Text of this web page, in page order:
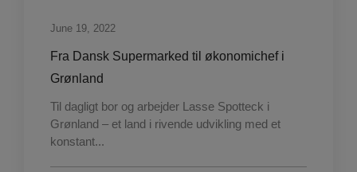
June 19, 2022
Fra Dansk Supermarked til økonomichef i
Grønland
Til dagligt bor og arbejder Lasse Spotteck i
Grønland – et land i rivende udvikling med et
konstant...